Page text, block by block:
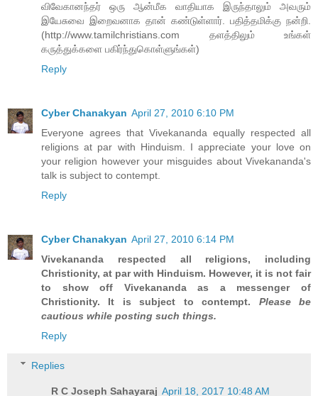
விவேகானந்தர் ஒரு ஆன்மீக வாதியாக இருந்தாலும் அவரும்
இயேசுவை இறைவனாக தான் கண்டுள்ளார். பதித்தமிக்கு நன்றி.
(http://www.tamilchristians.com தளத்திலும் உங்கள்
கருத்துக்களை பகிர்ந்துகொள்ளுங்கள்)
Reply
Cyber Chanakyan April 27, 2010 6:10 PM
Everyone agrees that Vivekananda equally respected all
religions at par with Hinduism. I appreciate your love on
your religion however your misguides about Vivekananda's
talk is subject to contempt.
Reply
Cyber Chanakyan April 27, 2010 6:14 PM
Vivekananda respected all religions, including
Christionity, at par with Hinduism. However, it is not fair
to show off Vivekananda as a messenger of
Christionity. It is subject to contempt. Please be
cautious while posting such things.
Reply
Replies
R C Joseph Sahayaraj April 18, 2017 10:48 AM